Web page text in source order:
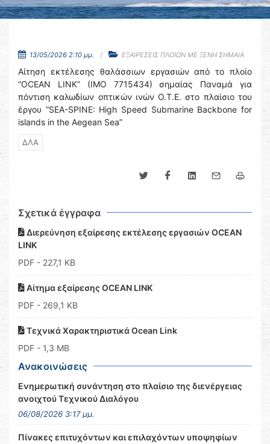
13/05/2026 2:10 μμ. ΕΞΑΙΡΕΣΕΙΣ ΠΛΟΙΩΝ ΜΕ ΞΕΝΗ ΣΗΜΑΙΑ
Αίτηση εκτέλεσης θαλάσσιων εργασιών από το πλοίο
“OCEAN LINK” (IMO 7715434) σημαίας Παναμά για
πόντιση καλωδίων οπτικών ινών Ο.Τ.Ε. στο πλαίσιο του
έργου “SEA-SPINE: High Speed Submarine Backbone for
islands in the Aegean Sea”
ΔΛΑ
Σχετικά έγγραφα
Διερεύνηση εξαίρεσης εκτέλεσης εργασιών OCEAN
LINK
PDF - 227,1 KB
Αίτημα εξαίρεσης OCEAN LINK
PDF - 269,1 KB
Τεχνικά Χαρακτηριστικά Ocean Link
PDF - 1,3 MB
Ανακοινώσεις
Ενημερωτική συνάντηση στο πλαίσιο της διενέργειας
ανοιχτού Τεχνικού Διαλόγου
06/08/2026 3:17 μμ.
Πίνακες επιτυχόντων και επιλαχόντων υποψηφίων